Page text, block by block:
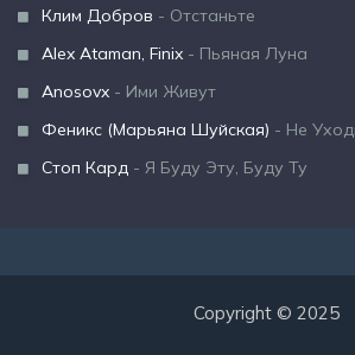
Клим Добров - Отстаньте
Alex Ataman, Finix - Пьяная Луна
Anosovx - Ими Живут
Феникс (Марьяна Шуйская) - Не
Стоп Кард - Я Буду Эту, Буду Ту
Copyright © 2025